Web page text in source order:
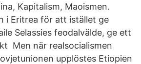
Kapitalism, Maoismen.
i Eritrea för att istället ge
Selassies feodalvälde, ge ett
Men när realsocialismen
upplöstes Etiopien